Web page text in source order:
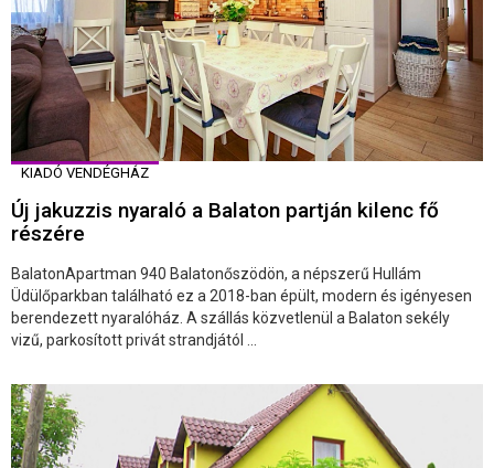
KIADÓ VENDÉGHÁZ
Új jakuzzis nyaraló a Balaton partján kilenc fő
részére
BalatonApartman 940 Balatonőszödön, a népszerű Hullám
Üdülőparkban található ez a 2018-ban épült, modern és igényesen
berendezett nyaralóház. A szállás közvetlenül a Balaton sekély
vizű, parkosított privát strandjától ...